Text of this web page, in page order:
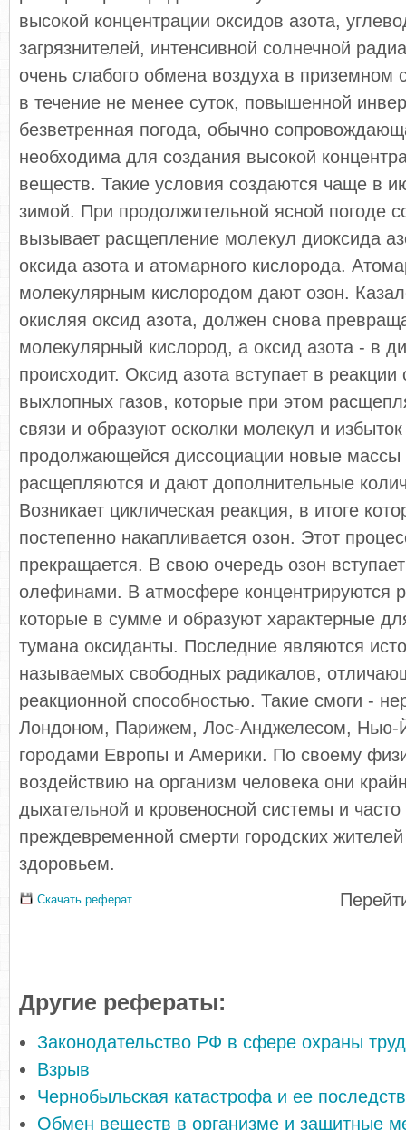
высокой концентрации оксидов азота,
загрязнителей, интенсивной солнечной
очень слабого обмена воздуха в
в течение не менее суток, повышенной
безветренная погода, обычно
необходима для создания высокой
веществ. Такие условия создаются чаще в
зимой. При продолжительной ясной погоде
вызывает расщепление молекул диоксида
оксида азота и атомарного кислорода.
молекулярным кислородом дают озон.
окисляя оксид азота, должен снова
молекулярный кислород, а оксид азота - в
происходит. Оксид азота вступает в
выхлопных газов, которые при этом
связи и образуют осколки молекул и
продолжающейся диссоциации новые массы
расщепляются и дают дополнительные
Возникает циклическая реакция, в итоге
постепенно накапливается озон. Этот
прекращается. В свою очередь озон
олефинами. В атмосфере концентрируются
которые в сумме и образуют характерные
тумана оксиданты. Последние являются
называемых свободных радикалов,
реакционной способностью. Такие смоги -
Лондоном, Парижем, Лос-Анджелесом, Нью-
городами Европы и Америки. По своему
воздействию на организм человека они
дыхательной и кровеносной системы и
преждевременной смерти городских
здоровьем.
Скачать реферат
Другие рефераты:
Законодательство РФ в сфере охраны
Взрыв
Чернобыльская катастрофа и ее
Обмен веществ в организме и защитные